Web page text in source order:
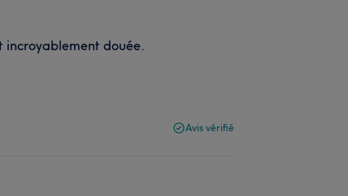
incroyablement douée.
Avis vérifié